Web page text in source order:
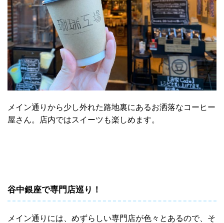
メイン通りから少し外れた路地裏にあるお洒落なコーヒー
屋さん。店内ではスイーツも楽しめます。
谷中銀座で専門店巡り！
メイン通りには、めずらしい専門店が色々とあるので、そ